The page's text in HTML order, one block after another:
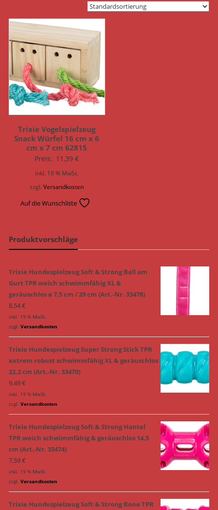
Trixie Vogelspielzeug
Snack Würfel 16 cm x 6
cm x 7 cm 62815
Preis: 11,39€
inkl. 19 % MwSt.
zzgl.Versandkosten
Auf die Wunschliste
Produktvorschläge
Trixie Hundespielzeug Soft & Strong Ball am
Gurt TPR weich schwimmfähig XL &
geräuschlos ø 7,5 cm / 29 cm (Art.-Nr. 33478)
8,54€
inkl. 19 % MwSt.
zzgl. Versandkosten
Trixie Hundespielzeug Super Strong Stick TPR
extrem robust schwimmfähig XL & geräuschlos
22,2 cm (Art.-Nr. 33470)
9,49€
inkl. 19 % MwSt.
zzgl. Versandkosten
Trixie Hundespielzeug Soft & Strong Hantel
TPR weich schwimmfähig & geräuschlos 14,5
cm (Art.-Nr. 33474)
7,59€
inkl. 19 % MwSt.
zzgl. Versandkosten
Trixie Hundespielzeug Soft & Strong Bone TPR